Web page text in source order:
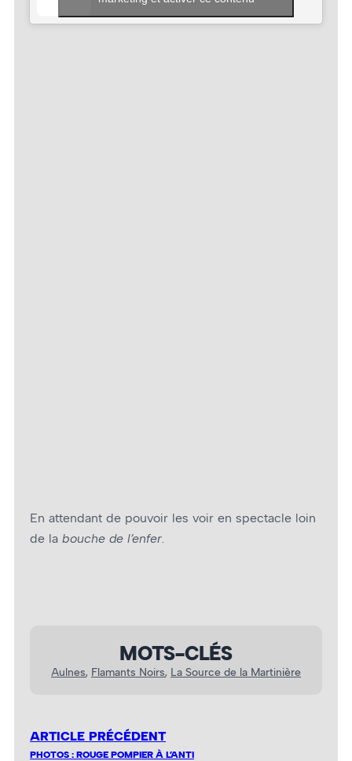
En attendant de pouvoir les voir en spectacle loin
de la bouche de l’enfer.
MOTS-CLÉS
Aulnes, Flamants Noirs, La Source de la Martinière
ARTICLE PRÉCÉDENT
PHOTOS : ROUGE POMPIER À L’ANTI